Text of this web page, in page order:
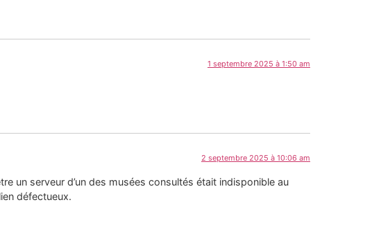
1 septembre 2025 à 1:50 am
2 septembre 2025 à 10:06 am
un serveur d’un des musées consultés était indisponible au
défectueux.